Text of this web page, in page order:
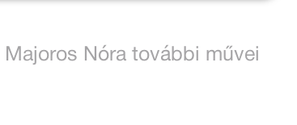
Majoros Nóra további művei